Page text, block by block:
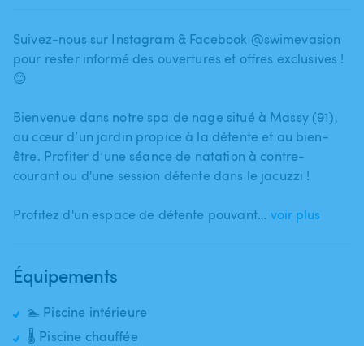
Suivez-nous sur Instagram & Facebook @swimevasion
pour rester informé des ouvertures et offres exclusives !
😊
Bienvenue dans notre spa de nage situé à Massy (91)​,​
au cœur d’un jardin propice à la détente et au bien-
être. Profiter d’une séance de natation à contre-
courant ou d'une session détente dans le jacuzzi !
Profitez d'un espace de détente pouvant… voir plus
Équipements
🏊 Piscine intérieure
🌡️ Piscine chauffée